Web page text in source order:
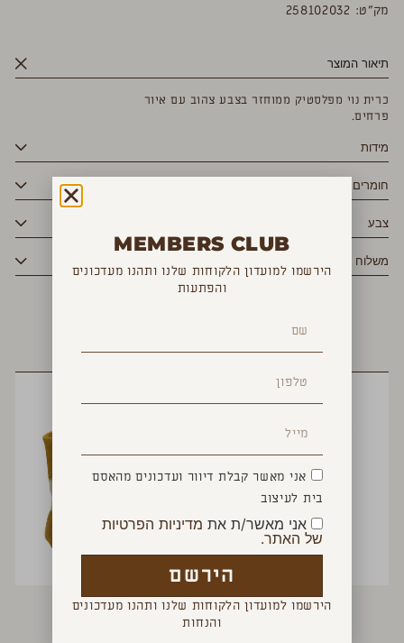
מק”ט: 258102032
תיאור המוצר
כרית נוי מפלסטיק ממוחזר בצבע צהוב עם איור
פרחים.
מידות
חומרים
צבע
משלוח
YOU MAY ALSO LIKE
שמיכת אוליב בנדנה
₪160
תיק Honey Bloom
₪ 180
MEMBERS CLUB
הירשמו למועדון הלקוחות שלנו ותהנו מעדכונים
והפתעות
אני מאשר קבלת דיוור ועדכונים מהאסם
בית לעיצוב
אני מאשר/ת את מדיניות הפרטיות
של האתר.
הירשם
הירשמו למועדון הלקוחות שלנו ותהנו מעדכונים
והנחות